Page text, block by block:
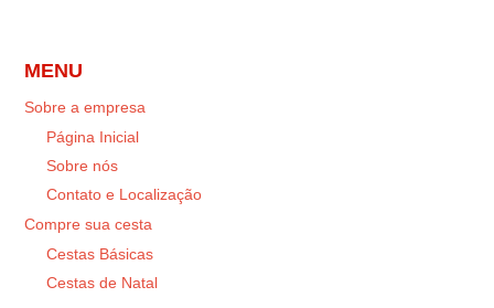
MENU
Sobre a empresa
Página Inicial
Sobre nós
Contato e Localização
Compre sua cesta
Cestas Básicas
Cestas de Natal